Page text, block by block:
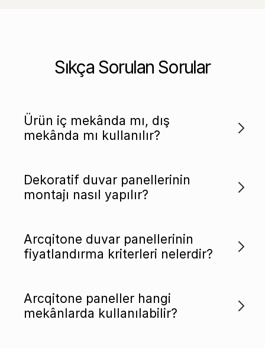
Sıkça Sorulan Sorular
Ürün iç mekânda mı, dış
mekânda mı kullanılır?
Dekoratif duvar panellerinin
montajı nasıl yapılır?
Arcqitone duvar panellerinin
fiyatlandırma kriterleri nelerdir?
Arcqitone paneller hangi
mekânlarda kullanılabilir?